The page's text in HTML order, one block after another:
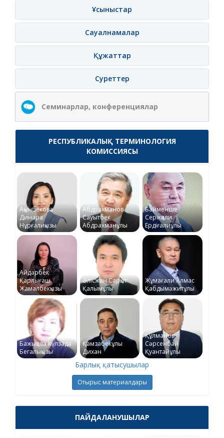
Ұсыныстар
Сауалнамалар
Құжаттар
Суреттер
Семинарлар, конференциялар
РЕСПУБЛИКАЛЫҚ ТЕРМИНОЛОГИЯ
КОМИССИЯСЫ
Ақынбекова
Динара
Нұрғалиқызы
Абдрахманов
Сауытбек
Абдрахманұлы
Байменше
Серікқали
Ердіғалиұлы
Айдарбек
Қарлығаш
Жамалбекқызы
Әлісжан Сарқыт
Қалымұлы
Жұмағали Алмас
Қабдымәжитұлы
Бажықова Күлзада
Бегалықызы
Қамзабекұлы
Дихан
Құлманов
Сәрсенбай
Қуантайұлы
Барлық қатысушылар
Отырыс материалдары
ПАЙДАЛАНУШЫЛАР